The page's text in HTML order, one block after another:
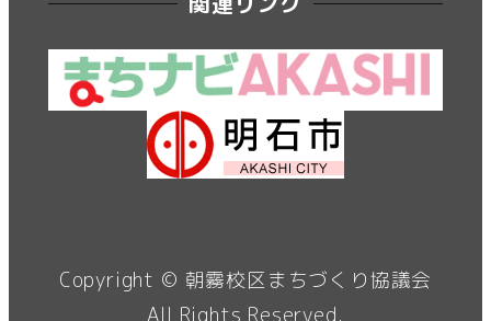
Copyright © 朝霧校区まちづくり協議会
All Rights Reserved.